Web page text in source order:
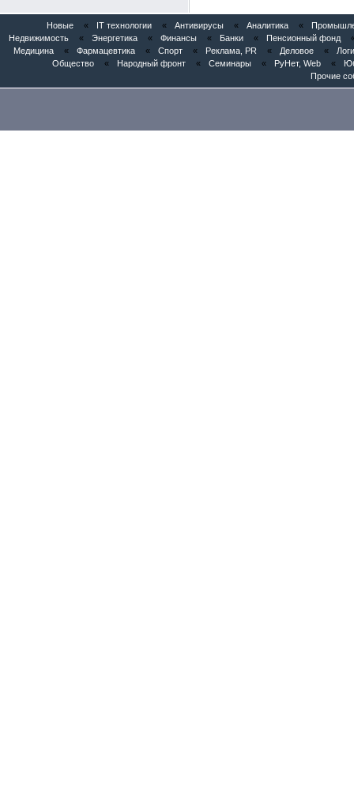
Новые « IT технологии « Антивирусы « Аналитика «
Недвижимость
« Энергетика « Финансы « Банки « Пенсионный фонд
Медицина
« Фармацевтика « Спорт « Реклама, PR « Деловое «
Общество
« Народный фронт « Семинары « РуНет, Web «
Прочие